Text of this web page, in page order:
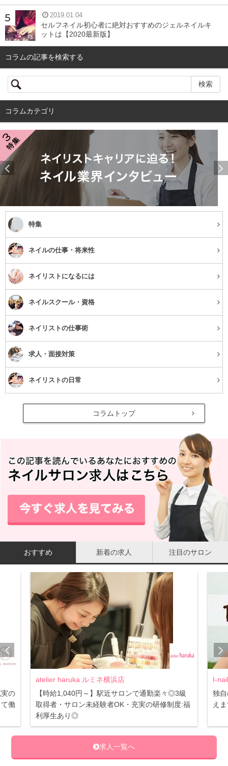
2019.01.04
セルフネイル初心者に絶対おすすめのジェルネイルキ
ットは【2020最新版】
コラムの記事を検索する
コラムカテゴリ
特集
ネイルの仕事・将来性
ネイリストになるには
ネイルスクール・資格
ネイリストの仕事術
求人・面接対策
ネイリストの日常
コラムトップ
おすすめ 新着の求人 注目のサロン
の
働
atelier haruka ルミネ横浜店
【時給1,040円～】駅近サロンで通勤楽々◎3級
取得者・サロン未経験者OK・充実の研修制度:福
利厚生あり◎
I-
独
え
求人一覧へ